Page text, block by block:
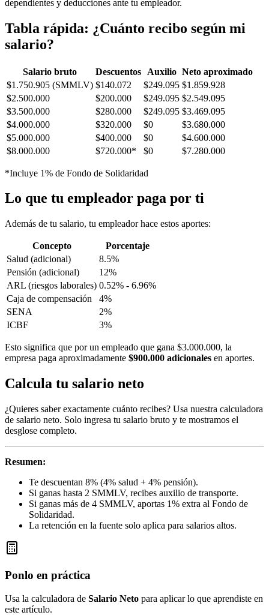
dependientes y deducciones ante tu empleador.
Tabla rápida: ¿Cuánto recibo según mi
salario?
Salario bruto Descuentos Auxilio Neto aproximado
$1.750.905 (SMMLV) $140.072 $249.095 $1.859.928
$2.500.000
$200.000 $249.095 $2.549.095
$3.500.000
$280.000 $249.095 $3.469.095
$4.000.000
$320.000 $0
$3.680.000
$5.000.000
$400.000 $0
$4.600.000
$8.000.000
$720.000* $0 $7.280.000
*Incluye 1% de Fondo de Solidaridad
Lo que tu empleador paga por ti
Además de tu salario, tu empleador hace estos aportes:
Concepto
Porcentaje
Salud (adicional)
8.5%
Pensión (adicional)
12%
ARL (riesgos laborales) 0.52% - 6.96%
Caja de compensación
4%
SENA
2%
ICBF
3%
Esto significa que por un empleado que gana $3.000.000, la
empresa paga aproximadamente $900.000 adicionales en aportes.
Calcula tu salario neto
¿Quieres saber exactamente cuánto recibes? Usa nuestra calculadora
de salario neto. Solo ingresa tu salario bruto y te mostramos el
desglose completo.
Resumen:
Te descuentan 8% (4% salud + 4% pensión).
Si ganas hasta 2 SMMLV, recibes auxilio de transporte.
Si ganas más de 4 SMMLV, aportas 1% extra al Fondo de
Solidaridad.
La retención en la fuente solo aplica para salarios altos.
Ponlo en práctica
Usa la calculadora de Salario Neto para aplicar lo que aprendiste en
este artículo.